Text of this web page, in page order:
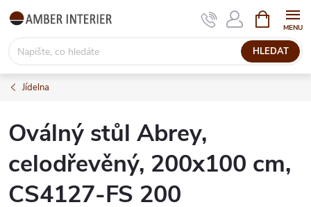
Přejít
obsah
HLEDAT
NÁKUPNÍ
KOŠÍK
Jídelna
Oválný stůl Abrey,
celodřevěný, 200x100 cm,
CS4127-FS 200